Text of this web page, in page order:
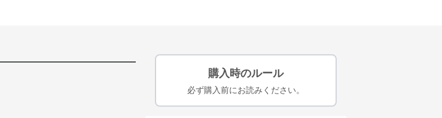
購入時のルール
必ず購入前にお読みください。